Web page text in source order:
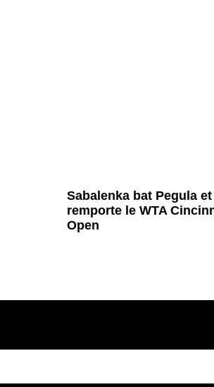
Sabalenka bat Pegula et
remporte le WTA
Open